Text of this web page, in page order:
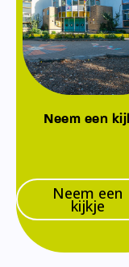
Neem een
Neem een
kijkje